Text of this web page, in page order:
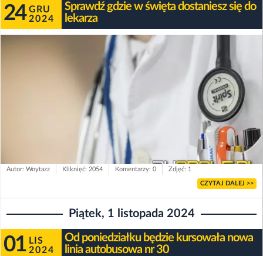
24 GRU
2024
Sprawdź gdzie w święta dostaniesz się do
lekarza
Autor: Woytazz Kliknięć: 2054 Komentarzy: 0 Zdjęć: 1
CZYTAJ DALEJ >>
Piątek, 1 listopada 2024
01 LIS
2024
Od poniedziałku będzie kursowała nowa
linia autobusowa nr 30